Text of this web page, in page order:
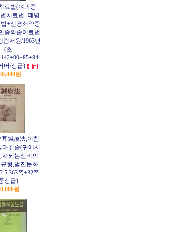
료법(여과증
치료법+폐병
+신경쇠약증
중의술이료법
림서원/1963년
(초
버/상급)
원
耳鍼療法;이침
마취술(귀에서
사되는신비의
형,범진문화
쪽+32쪽,
상급)
원